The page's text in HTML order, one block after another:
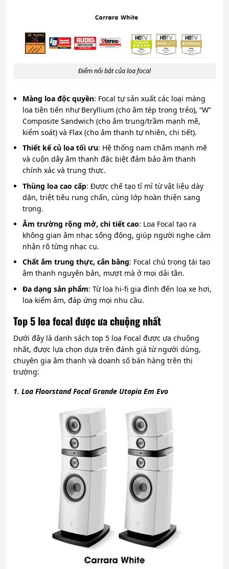
Điểm nổi bật của loa focal
Màng loa độc quyền: Focal tự sản xuất các loại màng
loa tiên tiến như Beryllium (cho âm tép trong trẻo), “W”
Composite Sandwich (cho âm trung/trầm mạnh mẽ,
kiểm soát) và Flax (cho âm thanh tự nhiên, chi tiết).
Thiết kế củ loa tối ưu: Hệ thống nam châm mạnh mẽ
và cuộn dây âm thanh đặc biệt đảm bảo âm thanh
chính xác và trung thực.
Thùng loa cao cấp: Được chế tạo tỉ mỉ từ vật liệu dày
dặn, triệt tiêu rung chấn, cùng lớp hoàn thiện sang
trọng.
Âm trường rộng mở, chi tiết cao: Loa Focal tạo ra
không gian âm nhạc sống động, giúp người nghe cảm
nhận rõ từng nhạc cụ.
Chất âm trung thực, cân bằng: Focal chú trọng tái tạo
âm thanh nguyên bản, mượt mà ở mọi dải tần.
Đa dạng sản phẩm: Từ loa hi-fi gia đình đến loa xe hơi,
loa kiểm âm, đáp ứng mọi nhu cầu.
Top 5 loa focal được ưa chuộng nhất
Dưới đây là danh sách top 5 loa Focal được ưa chuộng
nhất, được lựa chọn dựa trên đánh giá từ người dùng,
chuyên gia âm thanh và doanh số bán hàng trên thị
trường:
1. Loa Floorstand Focal Grande Utopia Em Evo